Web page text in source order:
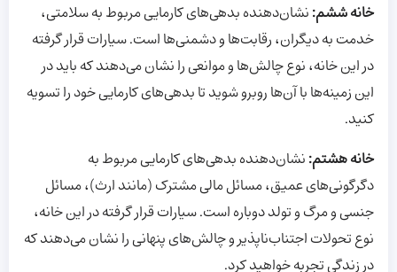
خانه ششم:نشان‌دهنده بدهی‌های کارمایی مربوط به سلامتی،
خدمت به دیگران، رقابت‌ها و دشمنی‌ها است. سیارات قرار گرفته
در این خانه، نوع چالش‌ها و موانعی را نشان می‌دهند که باید در
این زمینه‌ها با آن‌ها روبرو شوید تا بدهی‌های کارمایی خود را تسویه
کنید.
خانه هشتم:نشان‌دهنده بدهی‌های کارمایی مربوط به
دگرگونی‌های عمیق، مسائل مالی مشترک (مانند ارث)، مسائل
جنسی و مرگ و تولد دوباره است. سیارات قرار گرفته در این خانه،
نوع تحولات اجتناب‌ناپذیر و چالش‌های پنهانی را نشان می‌دهند که
در زندگی تجربه خواهید کرد.